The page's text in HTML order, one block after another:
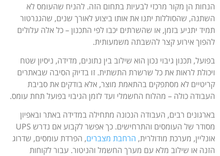
הנחות הן מקור מרכזי לבעיות בתחום הזה. להניח שהעומס לא
השתנה, שהסוללות יתנו את אותו ביצוע לאורך שנים, שהגנרטור
תמיד יתניע בזמן, או שהשרתים יכבו לפי התכנון – כל אלה עלולים
להפוך אירוע קצר להשבתה משמעותית.
בפועל, תכנון גיבוי נכון הוא שילוב בין נתונים, מדידה, ניסיון שטח
ויכולת לראות את כל שרשרת התשתית. זו בדיוק הסיבה שבאתרים
קריטיים לא מסתפקים בהתאמת מוצר, אלא בודקים את סביבת
העבודה כולה – מהלוח החשמלי ועד לזמן הגיבוי בפועל תחת עומס.
בארגונים רבים, העבודה הנכונה מתחילה במדידה באתר ובאפיון
מסודר של העומסים והתרחישים. כך אפשר לקבוע אם נדרש UPS
אונליין, מערכת מודולרית, הרחבת מצברים, הפרדת עומסים, שדרוג
הזנה או שילוב מלא עם מערך החשמל והניטור. עבור לקוחות